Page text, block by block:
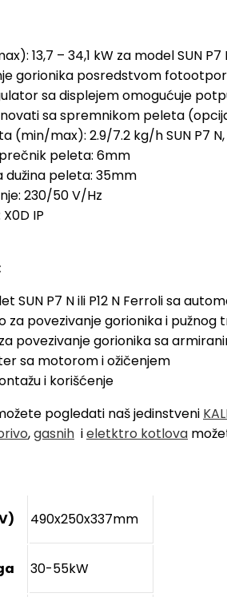
13,7 – 34,1 kW za model SUN P7
gorionika posredstvom
sa displejem omogućuje
sa spremnikom peleta
(min/max): 2.9/7.2 kg/h SUN P7 N,
peleta: 6mm
dužina peleta: 35mm
230/50 V/Hz
IP
SUN P7 N ili P12 N Ferroli sa
za povezivanje gorionika i pužnog
povezivanje gorionika sa
sa motorom i ožičenjem
i korišćenje
pogledati naš jedinstveni
,gasnih ieletktro kotlova
490x250x337mm
30-55kW